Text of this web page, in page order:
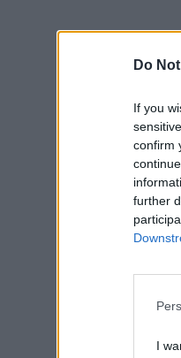
Do
If you
confirm
further
I